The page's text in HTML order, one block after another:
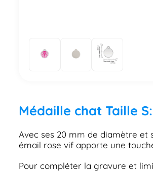
Médaille chat Taille
Avec ses 20 mm de diamètre et
émail rose vif apporte une
Pour compléter la gravure et